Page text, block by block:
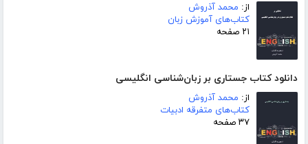
از: محمد آذروش
کتاب‌های آموزش زبان
۲۱ صفحه
دانلود کتاب جستاری بر زبان‌شناسی انگلیسی
از: محمد آذروش
کتاب‌های متفرقه ادبیات
۳۷ صفحه